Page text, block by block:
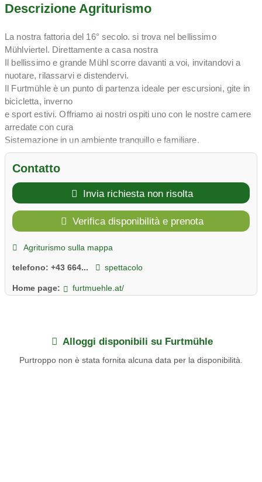
Descrizione Agriturismo
La nostra fattoria del 16° secolo. si trova nel bellissimo
Mühlviertel. Direttamente a casa nostra
Il bellissimo e grande Mühl scorre davanti a voi, invitandovi a
nuotare, rilassarvi e distendervi.
Il Furtmühle è un punto di partenza ideale per escursioni, gite in
bicicletta, inverno
e sport estivi. Offriamo ai nostri ospiti uno con le nostre camere
arredate con cura
Sistemazione in un ambiente tranquillo e familiare.
Non vediamo l'ora di darvi il benvenuto come ospiti.
Famiglia Grundmüller-Pürmaier
Contatto
Invia richiesta non risolta
Verifica disponibilità e prenota
Agriturismo sulla mappa
telefono: +43 664... spettacolo
Home page: furtmuehle.at/
Alloggi disponibili su Furtmühle
Purtroppo non è stata fornita alcuna data per la disponibilità.